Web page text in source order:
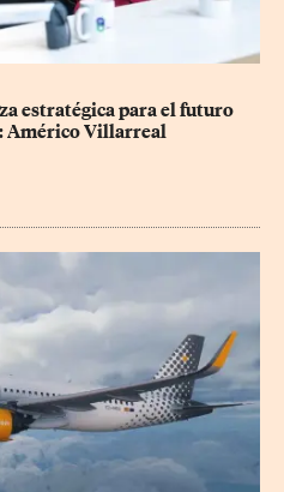
estratégica para el futuro
Américo Villarreal